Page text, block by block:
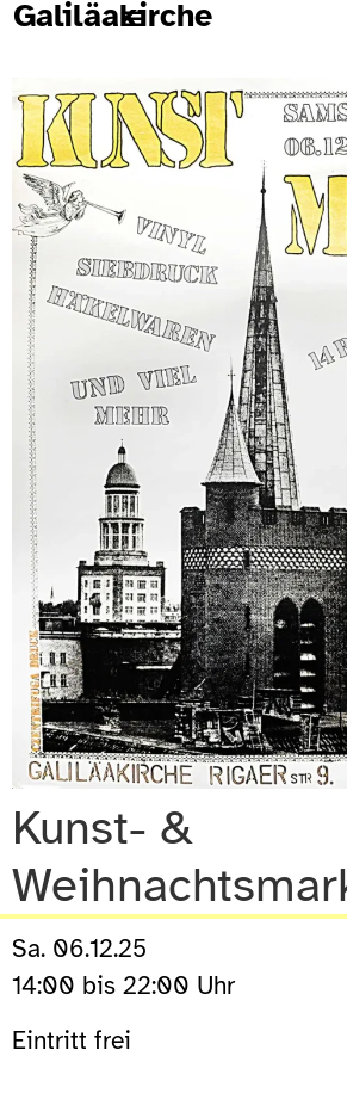
Galiläakirche
Kunst- &
Sa. 06.12.25
14:00 bis 22:00 Uhr
Eintritt frei